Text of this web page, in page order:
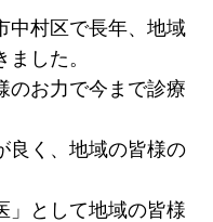
中村区で長年、地域
した。
のお力で今まで診療
良く、地域の皆様の
」として地域の皆様